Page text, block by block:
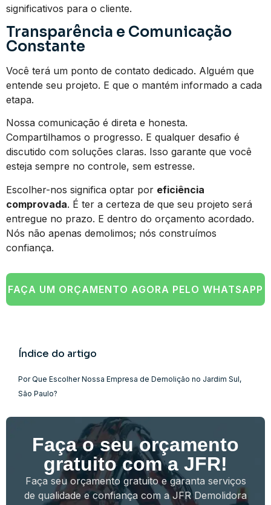
significativos para o cliente.
Transparência e Comunicação
Constante
Você terá um ponto de contato dedicado. Alguém que
entende seu projeto. E que o mantém informado a cada
etapa.
Nossa comunicação é direta e honesta.
Compartilhamos o progresso. E qualquer desafio é
discutido com soluções claras. Isso garante que você
esteja sempre no controle, sem estresse.
Escolher-nos significa optar por eficiência
comprovada. É ter a certeza de que seu projeto será
entregue no prazo. E dentro do orçamento acordado.
Nós não apenas demolimos; nós construímos
confiança.
FAÇA UM ORÇAMENTO AGORA PELO WHATSAPP
Índice do artigo
Por Que Escolher Nossa Empresa de Demolição no Jardim Sul,
São Paulo?
Faça o seu orçamento
gratuito com a JFR!
Faça seu orçamento gratuito e garanta serviços
de qualidade e confiança com a JFR Demolidora